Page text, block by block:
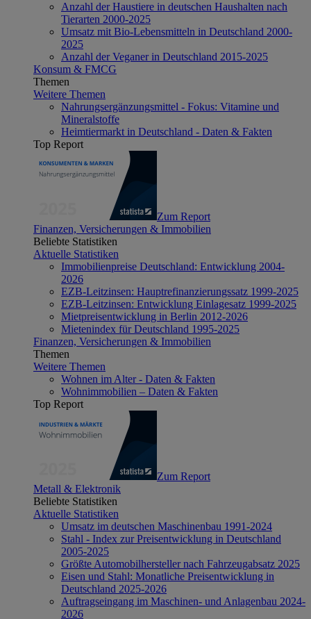
Anzahl der Haustiere in deutschen Haushalten nach
Tierarten 2000-2025
Umsatz mit Bio-Lebensmitteln in Deutschland 2000-
2025
Anzahl der Veganer in Deutschland 2015-2025
Konsum & FMCG
Themen
Weitere Themen
Nahrungsergänzungsmittel - Fokus: Vitamine und
Mineralstoffe
Heimtiermarkt in Deutschland - Daten & Fakten
Top Report
Zum Report
Finanzen, Versicherungen & Immobilien
Beliebte Statistiken
Aktuelle Statistiken
Immobilienpreise Deutschland: Entwicklung 2004-
2026
EZB-Leitzinsen: Hauptrefinanzierungssatz 1999-2025
EZB-Leitzinsen: Entwicklung Einlagesatz 1999-2025
Mietpreisentwicklung in Berlin 2012-2026
Mietenindex für Deutschland 1995-2025
Finanzen, Versicherungen & Immobilien
Themen
Weitere Themen
Wohnen im Alter - Daten & Fakten
Wohnimmobilien – Daten & Fakten
Top Report
Zum Report
Metall & Elektronik
Beliebte Statistiken
Aktuelle Statistiken
Umsatz im deutschen Maschinenbau 1991-2024
Stahl - Index zur Preisentwicklung in Deutschland
2005-2025
Größte Automobilhersteller nach Fahrzeugabsatz 2025
Eisen und Stahl: Monatliche Preisentwicklung in
Deutschland 2025-2026
Auftragseingang im Maschinen- und Anlagenbau 2024-
2026